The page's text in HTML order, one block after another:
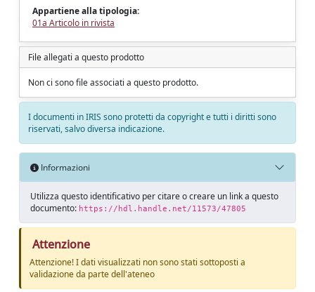
Appartiene alla tipologia:
01a Articolo in rivista
File allegati a questo prodotto
Non ci sono file associati a questo prodotto.
I documenti in IRIS sono protetti da copyright e tutti i diritti sono
riservati, salvo diversa indicazione.
Informazioni
Utilizza questo identificativo per citare o creare un link a questo
documento: https://hdl.handle.net/11573/47805
Attenzione
Attenzione! I dati visualizzati non sono stati sottoposti a
validazione da parte dell'ateneo